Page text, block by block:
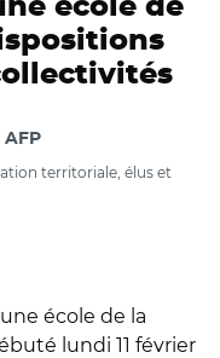
école de
territoriale, élus et
école de la
lundi 11 février